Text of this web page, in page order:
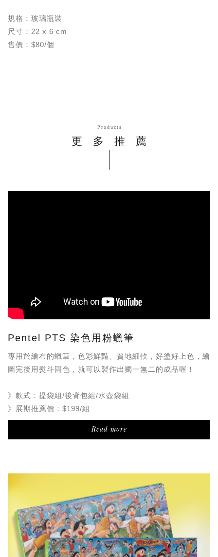
規格：玻璃瓶裝
尺寸：22 x 6 cm
售價：$80/個
Products
更多推薦
Pentel PTS 染色用粉蠟筆
專用於繪布的蠟筆，色彩鮮豔、質地細軟，好塗好上色，繪
圖完後用熨斗固色，就可以製作出獨一無二的成品喔！
》款式：提袋組/後背包組/水壺袋組
》展期推薦價：$199/組
Read more